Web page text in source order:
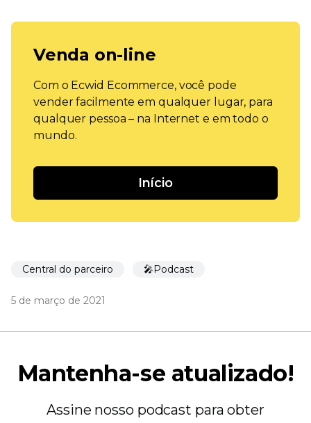
Venda on-line
Com o Ecwid Ecommerce, você pode
vender facilmente em qualquer lugar, para
qualquer pessoa – na Internet e em todo o
mundo.
Início
Central do parceiro 🎤Podcast
5 de março de 2021
Mantenha-se atualizado!
Assine nosso podcast para obter